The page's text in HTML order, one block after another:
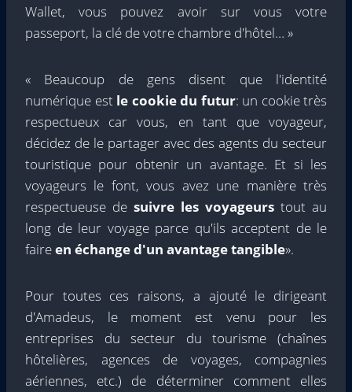
Wallet, vous pouvez avoir sur vous votre
passeport, la clé de votre chambre d'hôtel… »
« Beaucoup de gens disent que l'identité
numérique est le cookie du futur: un cookie très
respectueux car vous, en tant que voyageur,
décidez de le partager avec des agents du secteur
touristique pour obtenir un avantage. Et si les
voyageurs le font, vous avez une manière très
respectueuse de suivre les voyageurs tout au
long de leur voyage parce qu'ils acceptent de le
faireen échange d'un avantage tangible».
Pour toutes ces raisons, a ajouté le dirigeant
d'Amadeus, le moment est venu pour les
entreprises du secteur du tourisme (chaînes
hôtelières, agences de voyages, compagnies
aériennes, etc.) de déterminer comment elles